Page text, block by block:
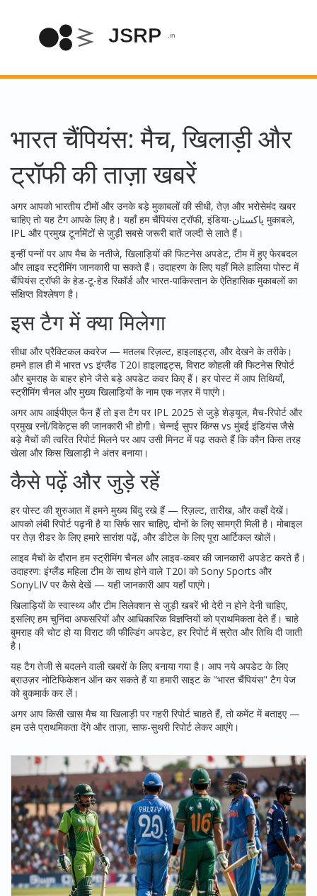
भारत चैंपियंस: मैच, खिलाड़ी और
ट्रॉफी की ताज़ा खबरें
अगर आपको भारतीय टीमों और उनके बड़े मुकाबलों की सीधी, तेज़ और भरोसेमंद खबर
चाहिए तो यह टैग आपके लिए है। यहाँ हम चैंपियंस ट्रॉफी, इंडिया-پاکستان मुकाबले,
IPL और प्रमुख टूर्नामेंटों से जुड़ी सबसे जरूरी बातें जल्दी से लाते हैं।
इन्हीं पन्नों पर आप मैच के नतीजे, खिलाड़ियों की फिटनेस अपडेट, टीम में हुए फेरबदल
और लाइव स्ट्रीमिंग जानकारी पा सकते हैं। उदाहरण के लिए यहाँ मिले हालिया पोस्ट में
चैंपियंस ट्रॉफी के हेड-टू-हेड रिकॉर्ड और भारत-पाकिस्तान के ऐतिहासिक मुकाबलों का
संक्षिप्त विश्लेषण है।
इस टैग में क्या मिलेगा
सीधा और प्रैक्टिकल कवरेज — मतलब रिज़ल्ट, हाइलाइट्स, और देखने के तरीके।
हमने हाल ही में भारत vs इंग्लैंड T20I हाइलाइट्स, विराट कोहली की फिटनेस रिपोर्ट
और बुमराह के बाहर होने जैसे बड़े अपडेट कवर किए हैं। हर पोस्ट में आप तिथियाँ,
स्ट्रीमिंग चैनल और मुख्य खिलाड़ियों के नाम एक नज़र में पाएंगे।
अगर आप आईपीएल फैन हैं तो इस टैग पर IPL 2025 से जुड़े शेड्यूल, मैच-रिपोर्ट और
प्रमुख रनों/विकेट्स की जानकारी भी होगी। चेन्नई सुपर किंग्स vs मुंबई इंडियंस जैसे
बड़े मैचों की त्वरित रिपोर्ट मिलने पर आप उसी मिनट में पढ़ सकते हैं कि कौन किस तरह
खेला और किस खिलाड़ी ने अंतर बनाया।
कैसे पढ़ें और जुड़े रहें
हर पोस्ट की शुरुआत में हमने मुख्य बिंदु रखे हैं — रिज़ल्ट, तारीख, और कहाँ देखें।
आपको लंबी रिपोर्ट पढ़नी है या सिर्फ सार चाहिए, दोनों के लिए सामग्री मिली है। मोबाइल
पर तेज़ रीडर के लिए हमारे सारांश पढ़ें, और डीटेल के लिए पूरा आर्टिकल खोलें।
लाइव मैचों के दौरान हम स्ट्रीमिंग चैनल और लाइव-कवर की जानकारी अपडेट करते हैं।
उदाहरण: इंग्लैंड महिला टीम के साथ होने वाले T20I को Sony Sports और
SonyLIV पर कैसे देखें — यही जानकारी आप यहाँ पाएंगे।
खिलाड़ियों के स्वास्थ्य और टीम सिलेक्शन से जुड़ी खबरें भी देरी न होने देनी चाहिए,
इसलिए हम चुनिंदा अफसरियों और आधिकारिक विज्ञप्तियों को प्राथमिकता देते हैं। चाहे
बुमराह की चोट हो या विराट की फील्डिंग अपडेट, हर रिपोर्ट में स्रोत और तिथि दी जाती
है।
यह टैग तेजी से बदलने वाली खबरों के लिए बनाया गया है। आप नये अपडेट के लिए
ब्राउज़र नोटिफिकेशन ऑन कर सकते हैं या हमारी साइट के "भारत चैंपियंस" टैग पेज
को बुकमार्क कर लें।
अगर आप किसी खास मैच या खिलाड़ी पर गहरी रिपोर्ट चाहते हैं, तो कमेंट में बताइए —
हम उसे प्राथमिकता देंगे और ताज़ा, साफ-सुथरी रिपोर्ट लेकर आएंगे।